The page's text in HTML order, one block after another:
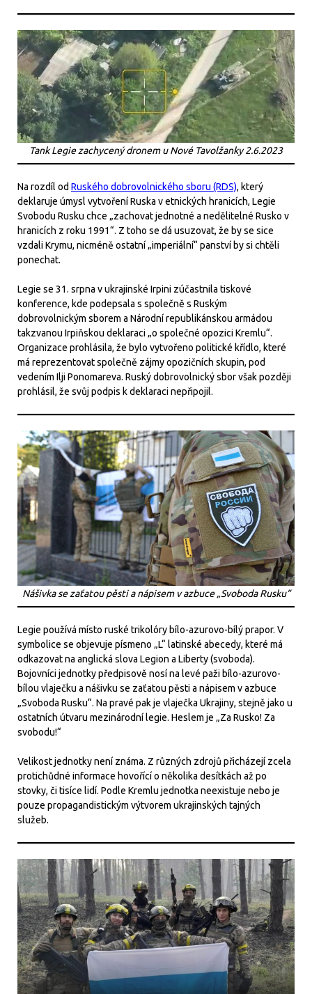
Tank Legie zachycený dronem u Nové Tavolžanky 2.6.2023
Na rozdíl od Ruského dobrovolnického sboru (RDS), který
deklaruje úmysl vytvoření Ruska v etnických hranicích, Legie
Svobodu Rusku chce „zachovat jednotné a nedělitelné Rusko v
hranicích z roku 1991“. Z toho se dá usuzovat, že by se sice
vzdali Krymu, nicméně ostatní „imperiální“ panství by si chtěli
ponechat.
Legie se 31. srpna v ukrajinské Irpini zúčastnila tiskové
konference, kde podepsala s společně s Ruským
dobrovolnickým sborem a Národní republikánskou armádou
takzvanou Irpiňskou deklaraci „o společné opozici Kremlu“.
Organizace prohlásila, že bylo vytvořeno politické křídlo, které
má reprezentovat společně zájmy opozičních skupin, pod
vedením Ilji Ponomareva. Ruský dobrovolnický sbor však později
prohlásil, že svůj podpis k deklaraci nepřipojil.
Nášivka se zaťatou pěsti a nápisem v azbuce „Svoboda Rusku“
Legie používá místo ruské trikolóry bílo-azurovo-bílý prapor. V
symbolice se objevuje písmeno „L“ latinské abecedy, které má
odkazovat na anglická slova Legion a Liberty (svoboda).
Bojovníci jednotky předpisově nosí na levé paži bílo-azurovo-
bílou vlaječku a nášivku se zaťatou pěsti a nápisem v azbuce
„Svoboda Rusku“. Na pravé pak je vlaječka Ukrajiny, stejně jako u
ostatních útvaru mezinárodní legie. Heslem je „Za Rusko! Za
svobodu!“
Velikost jednotky není známa. Z různých zdrojů přicházejí zcela
protichůdné informace hovořící o několika desítkách až po
stovky, či tisíce lidí. Podle Kremlu jednotka neexistuje nebo je
pouze propagandistickým výtvorem ukrajinských tajných
služeb.